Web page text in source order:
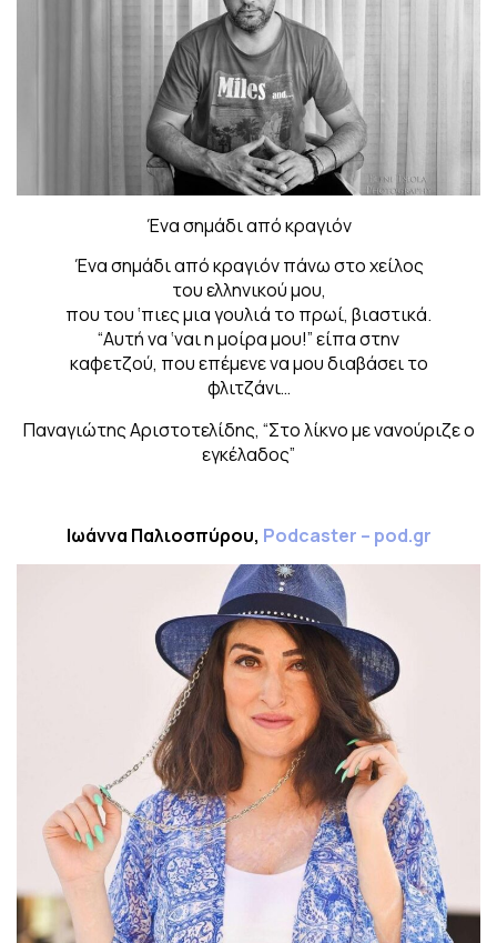
Ένα σημάδι από κραγιόν
Ένα σημάδι από κραγιόν πάνω στο χείλος
του ελληνικού μου,
που του ‘πιες μια γουλιά το πρωί, βιαστικά.
“Αυτή να ‘ναι η μοίρα μου!” είπα στην
καφετζού, που επέμενε να μου διαβάσει το
φλιτζάνι…
Παναγιώτης Αριστοτελίδης, “Στο λίκνο με νανούριζε ο
εγκέλαδος”
Ιωάννα Παλιοσπύρου, Podcaster – pod.gr